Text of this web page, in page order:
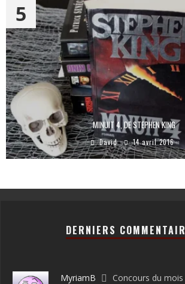
MINUIT 4, DE STEPHEN KING
David 14 avril 2016
5
DERNIERS
MyriamB Concours du mois